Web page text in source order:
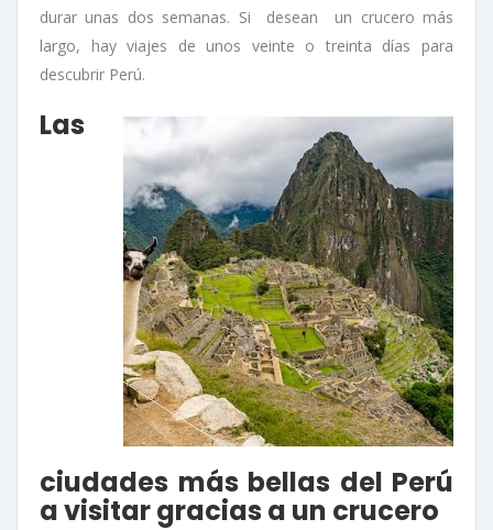
durar unas dos semanas. Si desean un crucero más
largo, hay viajes de unos veinte o treinta días para
descubrir Perú.
Las
ciudades más bellas del Perú
a visitar gracias a un crucero